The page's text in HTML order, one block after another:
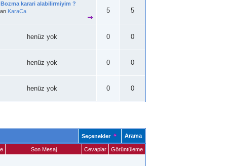
Bozma karari alabilirmiyim ?
KaraCa 5 5
henüz yok 0 0
henüz yok 0 0
henüz yok 0 0
Seçenekler Arama
Son Mesaj Cevaplar Görüntüleme